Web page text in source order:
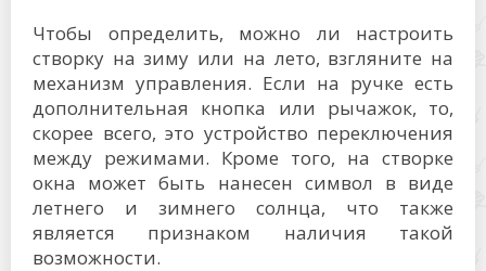
Чтобы определить, можно ли настроить
створку на зиму или на лето, взгляните на
механизм управления. Если на ручке есть
дополнительная кнопка или рычажок, то,
скорее всего, это устройство переключения
между режимами. Кроме того, на створке
окна может быть нанесен символ в виде
летнего и зимнего солнца, что также
является признаком наличия такой
возможности.